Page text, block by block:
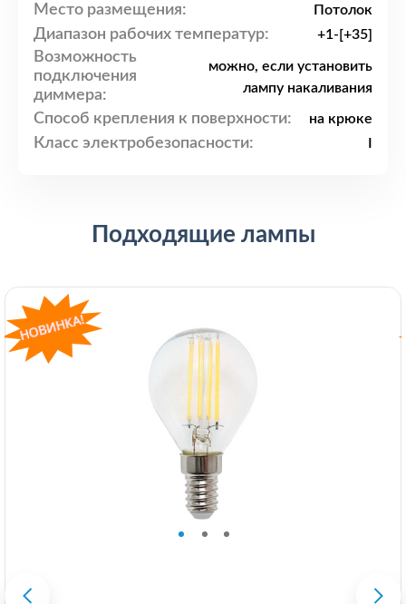
Место размещения: Потолок
Диапазон рабочих температур: +1-[+35]
Возможность
подключения
диммера:
можно, если установить
лампу накаливания
Способ крепления к поверхности: на крюке
Класс электробезопасности:
Подходящие лампы